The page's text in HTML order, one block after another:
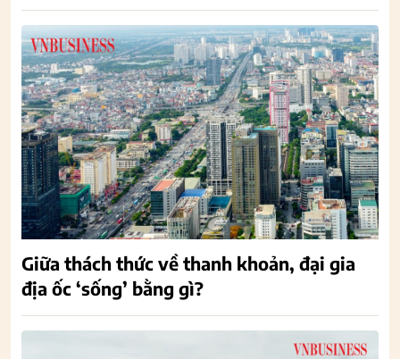
Giữa thách thức về thanh khoản, đại gia
địa ốc ‘sống’ bằng gì?